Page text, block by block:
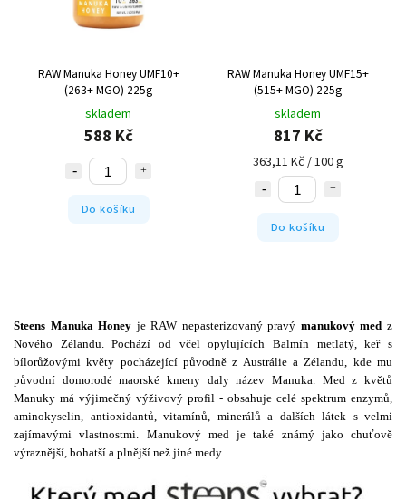
RAW Manuka Honey UMF10+
(263+ MGO) 225g
skladem
588 Kč
Do košíku
RAW Manuka Honey UMF15+
(515+ MGO) 225g
skladem
817 Kč
363,11 Kč / 100 g
Do košíku
Steens Manuka Honey je RAW nepasterizovaný pravý manukový med z
Nového Zélandu. Pochází od včel opylujících Balmín metlatý, keř s
bílorůžovými květy pocházející původně z Austrálie a Zélandu, kde mu
původní domorodé maorské kmeny daly název Manuka. Med z květů
Manuky má výjimečný výživový profil - obsahuje celé spektrum enzymů,
aminokyselin, antioxidantů, vitamínů, minerálů a dalších látek s velmi
zajímavými vlastnostmi. Manukový med je také známý jako chuťově
výraznější, bohatší a plnější než jiné medy.